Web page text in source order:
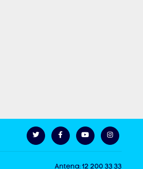
Antena: 12 200 33 33